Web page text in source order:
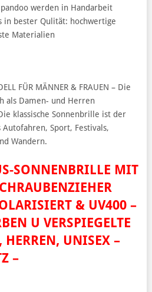
werden in Handarbeit
in bester Qulität: hochwertige
Materialien
FÜR MÄNNER & FRAUEN – Die
als Damen- und Herren
klassische Sonnenbrille ist der
Sport, Festivals,
Wandern.
SONNENBRILLE MIT
& UV400 –
U VERSPIEGELTE
HERREN, UNISEX –
–